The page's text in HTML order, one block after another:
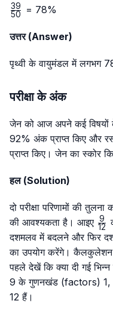
\frac{39}
50
39 = 78%
उत्तर (Answer)
पृथ्वी के वायुमंडल में लगभग
परीक्षा के अंक
जेन को आज अपने कई विषयों के
92% अंक प्राप्त किए और
प्राप्त किए। जेन का स्कोर
हल (Solution)
दो परीक्षा परिणामों की
की आवश्यकता है। आइए 12
9
दशमलव में बदलने और फिर
का उपयोग करेंगे। कैलकुलेशन
पहले देखें कि क्या दी गई
9 के गुणनखंड (factors) 1,
12 हैं।